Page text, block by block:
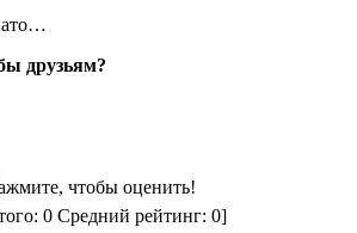
друзьям?
чтобы оценить!
0Средний рейтинг: 0]